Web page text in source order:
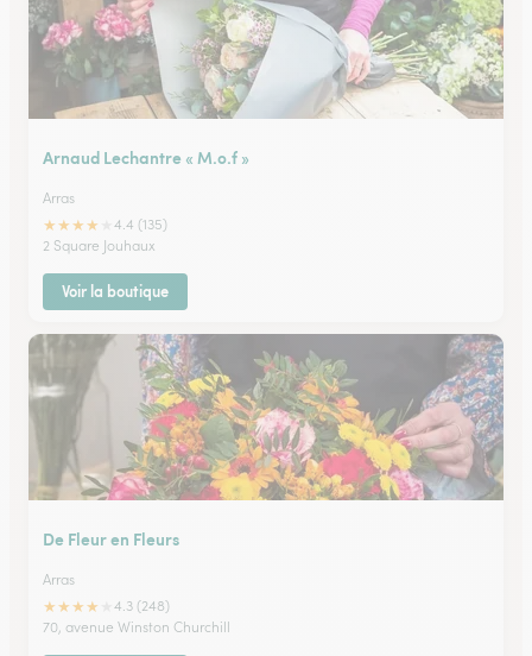
Arnaud Lechantre « M.o.f »
Arras
★★★★
4.4 (135)
2 Square Jouhaux
Voir la boutique
De Fleur en Fleurs
Arras
★★★★
4.3 (248)
70, avenue Winston Churchill